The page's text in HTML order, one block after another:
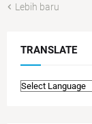
Lebih baru
TRANSLATE